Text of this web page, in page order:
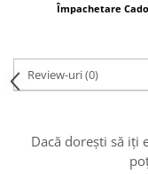
Împachetare
Review-uri(0)
Dacă dorești să iți